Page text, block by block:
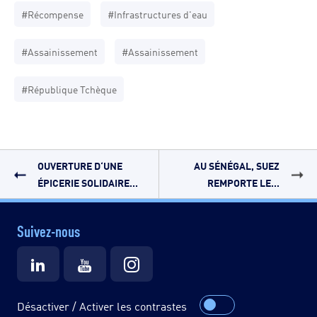
#Récompense #Infrastructures d'eau
#Assainissement #Assainissement
#République Tchèque
OUVERTURE D‘UNE
ÉPICERIE SOLIDAIRE...
AU SÉNÉGAL, SUEZ
REMPORTE LE...
Suivez-nous
Désactiver / Activer les contrastes